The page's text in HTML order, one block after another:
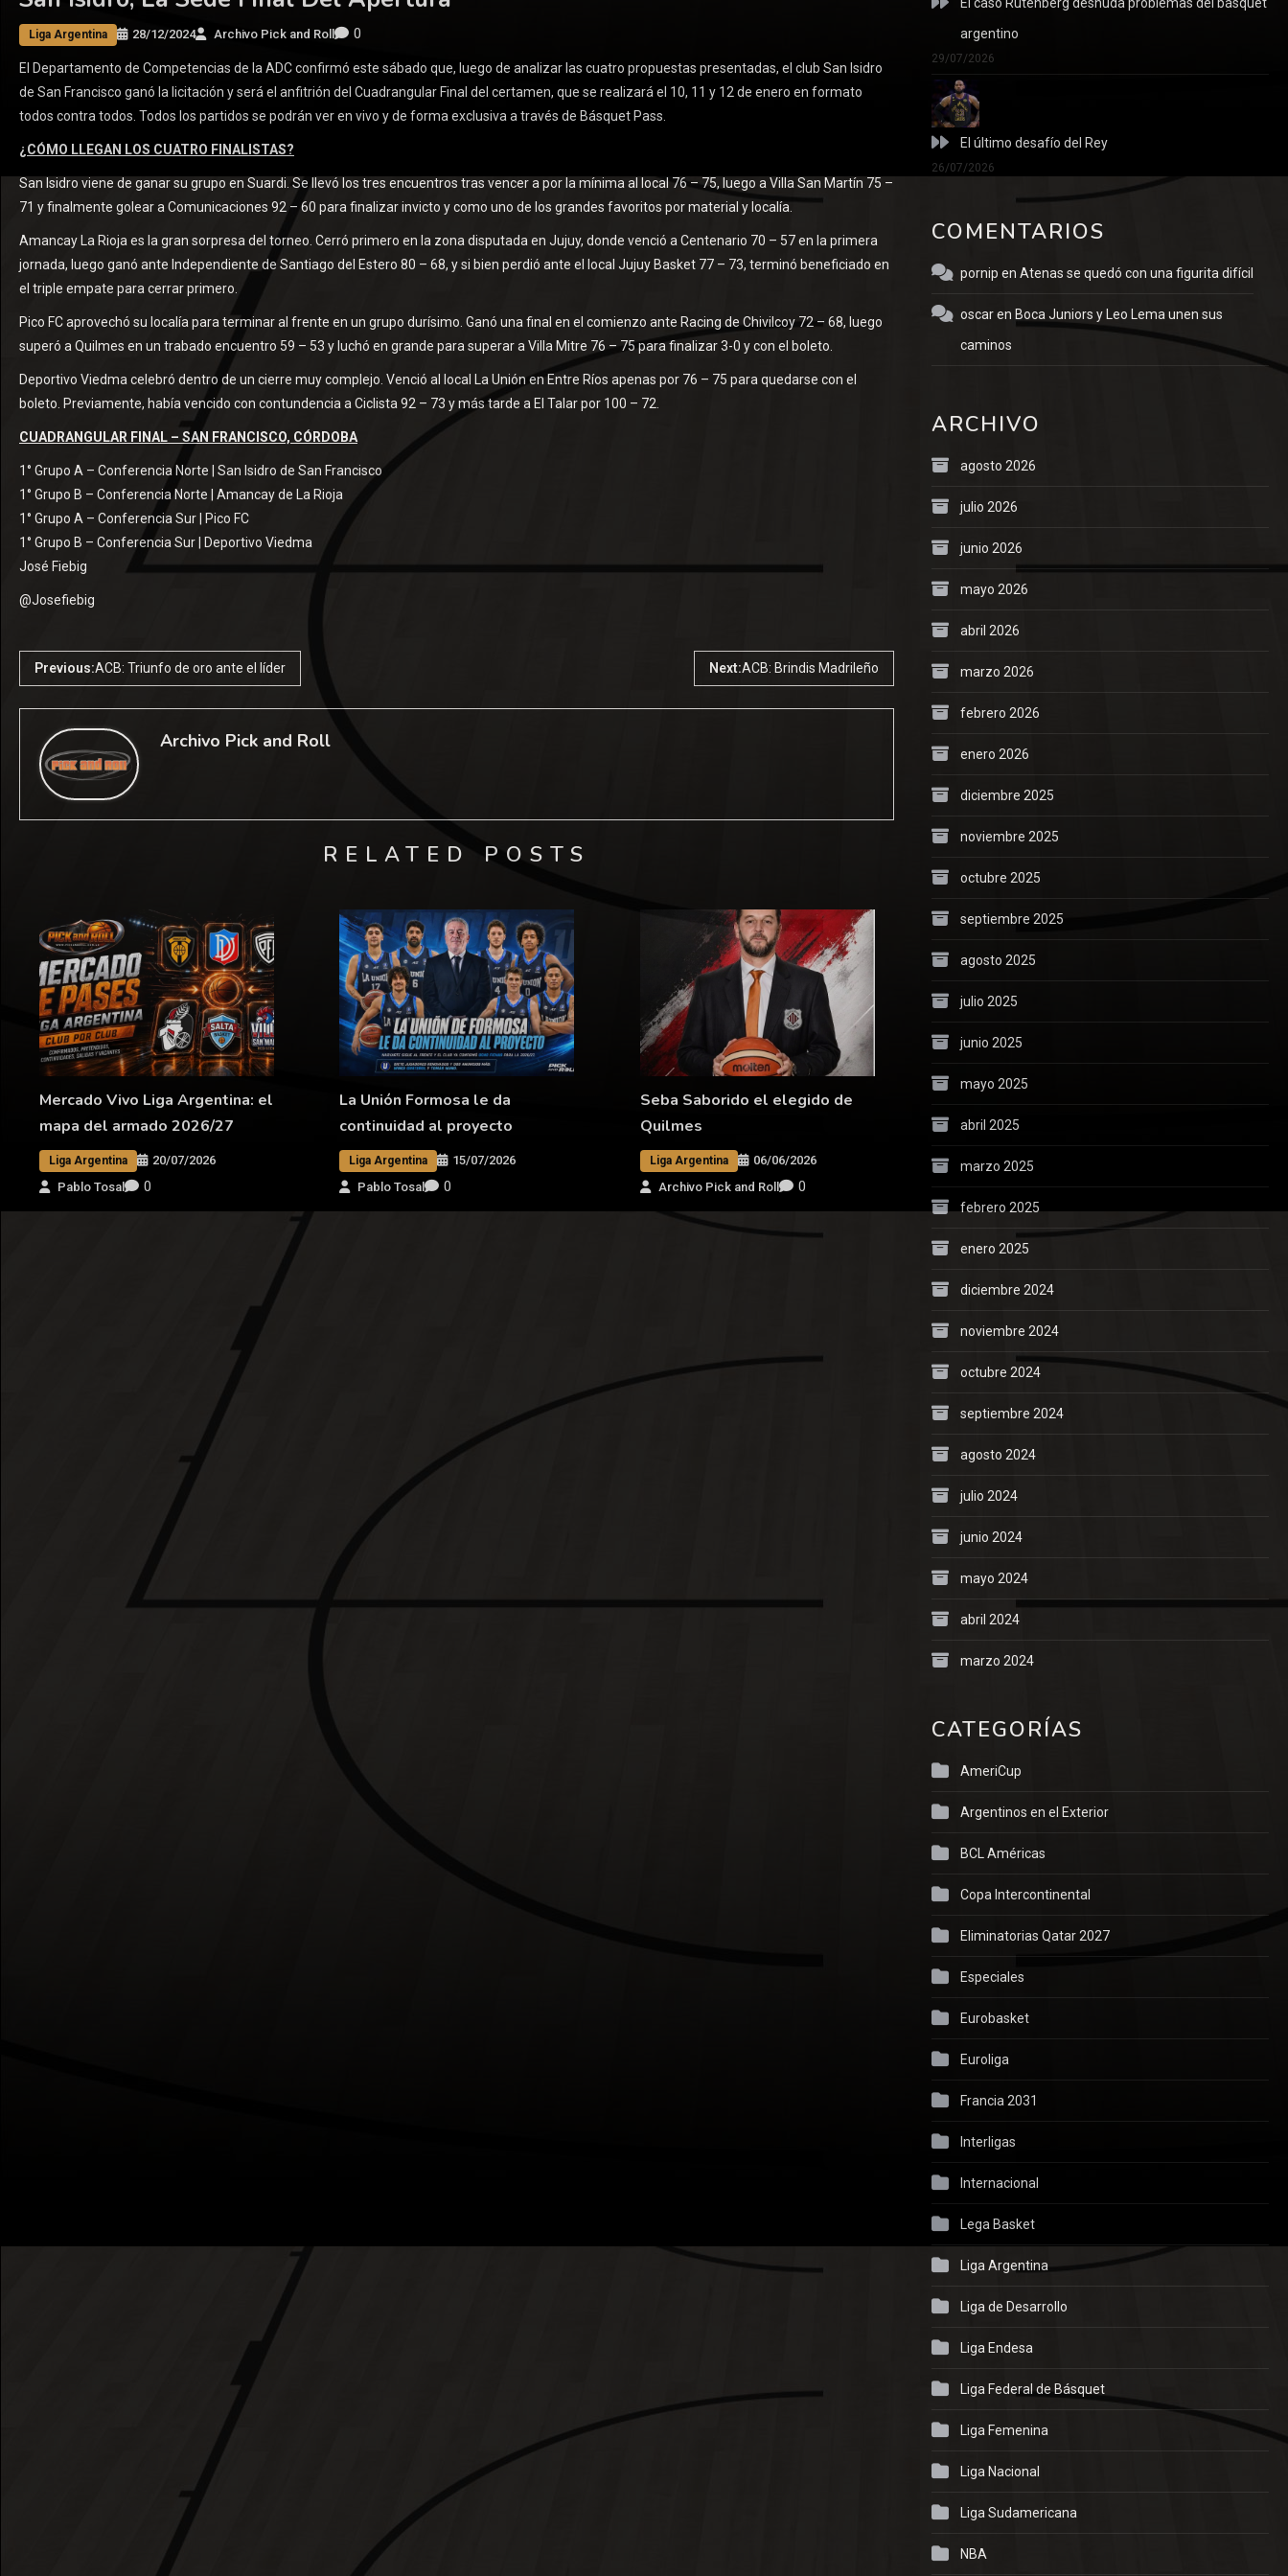
Liga Argentina 28/12/2024 Archivo Pick and Roll 0
El Departamento de Competencias de la ADC confirmó este sábado que, luego de analizar las cuatro propuestas presentadas, el club San Isidro
de San Francisco ganó la licitación y será el anfitrión del Cuadrangular Final del certamen, que se realizará el 10, 11 y 12 de enero en formato
todos contra todos. Todos los partidos se podrán ver en vivo y de forma exclusiva a través de Básquet Pass.
¿CÓMO LLEGAN LOS CUATRO FINALISTAS?
San Isidro viene de ganar su grupo en Suardi. Se llevó los tres encuentros tras vencer a por la mínima al local 76 – 75, luego a Villa San Martín 75 –
71 y finalmente golear a Comunicaciones 92 – 60 para finalizar invicto y como uno de los grandes favoritos por material y localía.
Amancay La Rioja es la gran sorpresa del torneo. Cerró primero en la zona disputada en Jujuy, donde venció a Centenario 70 – 57 en la primera
jornada, luego ganó ante Independiente de Santiago del Estero 80 – 68, y si bien perdió ante el local Jujuy Basket 77 – 73, terminó beneficiado en
el triple empate para cerrar primero.
Pico FC aprovechó su localía para terminar al frente en un grupo durísimo. Ganó una final en el comienzo ante Racing de Chivilcoy 72 – 68, luego
superó a Quilmes en un trabado encuentro 59 – 53 y luchó en grande para superar a Villa Mitre 76 – 75 para finalizar 3-0 y con el boleto.
Deportivo Viedma celebró dentro de un cierre muy complejo. Venció al local La Unión en Entre Ríos apenas por 76 – 75 para quedarse con el
boleto. Previamente, había vencido con contundencia a Ciclista 92 – 73 y más tarde a El Talar por 100 – 72.
CUADRANGULAR FINAL – SAN FRANCISCO, CÓRDOBA
1° Grupo A – Conferencia Norte | San Isidro de San Francisco
1° Grupo B – Conferencia Norte | Amancay de La Rioja
1° Grupo A – Conferencia Sur | Pico FC
1° Grupo B – Conferencia Sur | Deportivo Viedma
José Fiebig
@Josefiebig
Previous:ACB: Triunfo de oro ante el líder Next:ACB: Brindis Madrileño
Archivo Pick and Roll
RELATED POSTS
Mercado Vivo Liga Argentina: el
mapa del armado 2026/27
Liga Argentina
20/07/2026
Pablo Tosal
0
La Unión Formosa le da
continuidad al proyecto
Liga Argentina
15/07/2026
Pablo Tosal
0
Seba Saborido el elegido de
Quilmes
Liga Argentina
06/06/2026
Archivo Pick and Roll
0
argentino
29/07/2026
El último desafío del Rey
26/07/2026
COMENTARIOS
pornip en Atenas se quedó con una figurita difícil
oscaren Boca Juniors y Leo Lema unen sus
caminos
ARCHIVO
agosto 2026
julio 2026
junio 2026
mayo 2026
abril 2026
marzo 2026
febrero 2026
enero 2026
diciembre 2025
noviembre 2025
octubre 2025
septiembre 2025
agosto 2025
julio 2025
junio 2025
mayo 2025
abril 2025
marzo 2025
febrero 2025
enero 2025
diciembre 2024
noviembre 2024
octubre 2024
septiembre 2024
agosto 2024
julio 2024
junio 2024
mayo 2024
abril 2024
marzo 2024
CATEGORÍAS
AmeriCup
Argentinos en el Exterior
BCL Américas
Copa Intercontinental
Eliminatorias Qatar 2027
Especiales
Eurobasket
Euroliga
Francia 2031
Interligas
Internacional
Lega Basket
Liga Argentina
Liga de Desarrollo
Liga Endesa
Liga Federal de Básquet
Liga Femenina
Liga Nacional
Liga Sudamericana
NBA